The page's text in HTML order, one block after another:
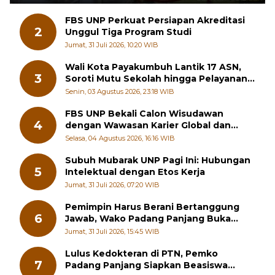
2
FBS UNP Perkuat Persiapan Akreditasi
Unggul Tiga Program Studi
Jumat, 31 Juli 2026, 10:20 WIB
3
Wali Kota Payakumbuh Lantik 17 ASN,
Soroti Mutu Sekolah hingga Pelayanan
RSUD
Senin, 03 Agustus 2026, 23:18 WIB
4
FBS UNP Bekali Calon Wisudawan
dengan Wawasan Karier Global dan
Kewirausahaan Kreatif
Selasa, 04 Agustus 2026, 16:16 WIB
5
Subuh Mubarak UNP Pagi Ini: Hubungan
Intelektual dengan Etos Kerja
Jumat, 31 Juli 2026, 07:20 WIB
6
Pemimpin Harus Berani Bertanggung
Jawab, Wako Padang Panjang Buka
Pelatihan Kepemimpinan Pelajar
Jumat, 31 Juli 2026, 15:45 WIB
7
Lulus Kedokteran di PTN, Pemko
Padang Panjang Siapkan Beasiswa